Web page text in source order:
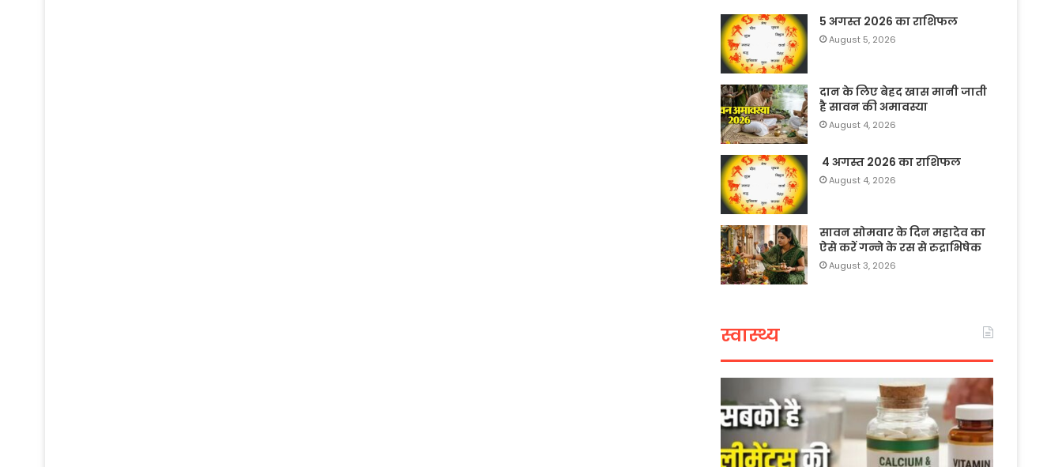
5 अगस्त 2026 का राशिफल
August 5, 2026
दान के लिए बेहद खास मानी जाती
है सावन की अमावस्या
August 4, 2026
4 अगस्त 2026 का राशिफल
August 4, 2026
सावन सोमवार के दिन महादेव का
ऐसे करें गन्ने के रस से रुद्राभिषेक
August 3, 2026
स्वास्थ्य